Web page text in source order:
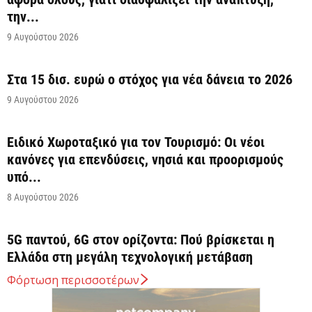
την...
9 Αυγούστου 2026
Στα 15 δισ. ευρώ ο στόχος για νέα δάνεια το 2026
9 Αυγούστου 2026
Ειδικό Χωροταξικό για τον Τουρισμό: Οι νέοι
κανόνες για επενδύσεις, νησιά και προορισμούς
υπό...
8 Αυγούστου 2026
5G παντού, 6G στον ορίζοντα: Πού βρίσκεται η
Ελλάδα στη μεγάλη τεχνολογική μετάβαση
8 Αυγούστου 2026
Φόρτωση περισσοτέρων